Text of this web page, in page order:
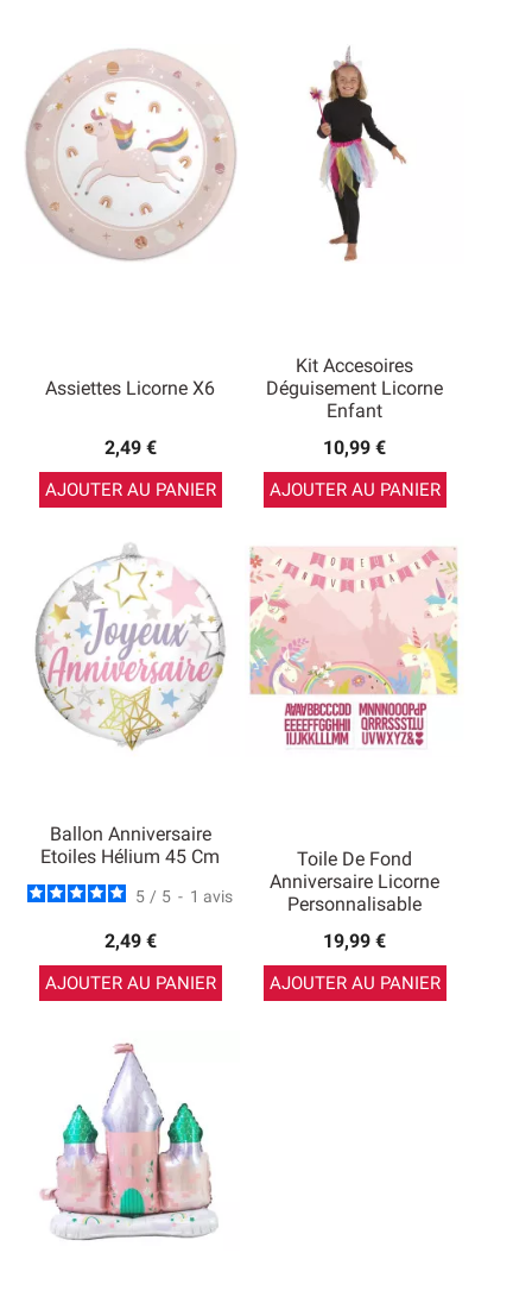
Assiettes Licorne X6
2,49 €
AJOUTER AU PANIER
Kit Accesoires
Déguisement Licorne
Enfant
10,99 €
AJOUTER AU PANIER
Ballon Anniversaire
Etoiles Hélium 45 Cm
5 / 5 - 1 avis
2,49 €
AJOUTER AU PANIER
Toile De Fond
Anniversaire Licorne
Personnalisable
19,99 €
AJOUTER AU PANIER